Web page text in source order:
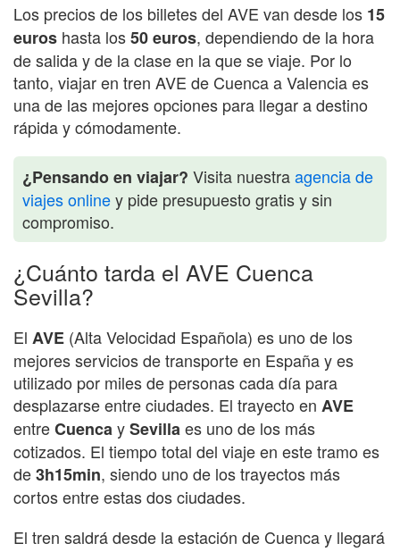
Los precios de los billetes del AVE van desde los 15
euros hasta los50 euros, dependiendo de la hora
de salida y de la clase en la que se viaje. Por lo
tanto, viajar en tren AVE de Cuenca a Valencia es
una de las mejores opciones para llegar a destino
rápida y cómodamente.
¿Pensando en viajar? Visita nuestraagencia de
viajes onliney pide presupuesto gratis y sin
compromiso.
¿Cuánto tarda el AVE Cuenca
Sevilla?
El AVE (Alta Velocidad Española) es uno de los
mejores servicios de transporte en España y es
utilizado por miles de personas cada día para
desplazarse entre ciudades. El trayecto en AVE
entreCuencaySevillaes uno de los más
cotizados. El tiempo total del viaje en este tramo es
de3h15min, siendo uno de los trayectos más
cortos entre estas dos ciudades.
El tren saldrá desde la estación de Cuenca y llegará